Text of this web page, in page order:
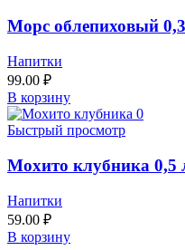
Морс облепиховый
Напитки
99.00 ₽
В корзину
Быстрый просмотр
Мохито клубника 0,5
Напитки
59.00 ₽
В корзину